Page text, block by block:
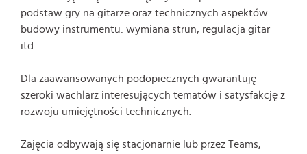
podstaw gry na gitarze oraz technicznych aspektów
budowy instrumentu: wymiana strun, regulacja gitar
itd.
Dla zaawansowanych podopiecznych gwarantuję
szeroki wachlarz interesujących tematów i satysfakcję z
rozwoju umiejętności technicznych.
Zajęcia odbywają się stacjonarnie lub przez Teams,